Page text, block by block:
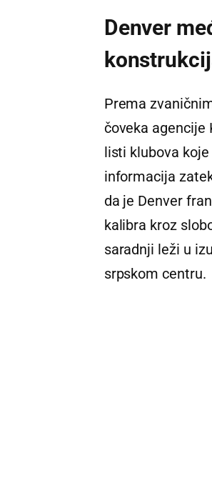
Denver
Prema
čoveka agencije
listi klubova
informacija
da je Denver
kalibra kroz
saradnji leži u
srpskom centru.